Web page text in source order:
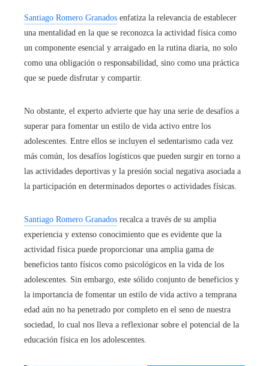
Santiago Romero Granados enfatiza la relevancia de establecer
una mentalidad en la que se reconozca la actividad física como
un componente esencial y arraigado en la rutina diaria, no solo
como una obligación o responsabilidad, sino como una práctica
que se puede disfrutar y compartir.
No obstante, el experto advierte que hay una serie de desafíos a
superar para fomentar un estilo de vida activo entre los
adolescentes. Entre ellos se incluyen el sedentarismo cada vez
más común, los desafíos logísticos que pueden surgir en torno a
las actividades deportivas y la presión social negativa asociada a
la participación en determinados deportes o actividades físicas.
Santiago Romero Granados recalca a través de su amplia
experiencia y extenso conocimiento que es evidente que la
actividad física puede proporcionar una amplia gama de
beneficios tanto físicos como psicológicos en la vida de los
adolescentes. Sin embargo, este sólido conjunto de beneficios y
la importancia de fomentar un estilo de vida activo a temprana
edad aún no ha penetrado por completo en el seno de nuestra
sociedad, lo cual nos lleva a reflexionar sobre el potencial de la
educación física en los adolescentes.